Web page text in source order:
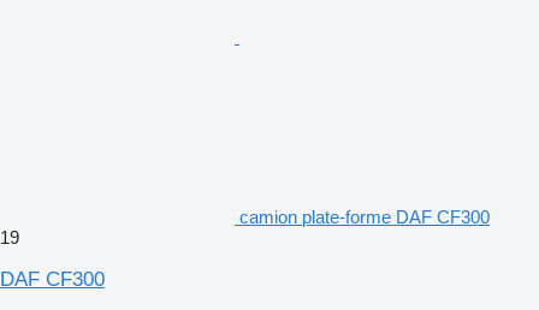
camion plate-forme DAF CF300
19
DAF CF300